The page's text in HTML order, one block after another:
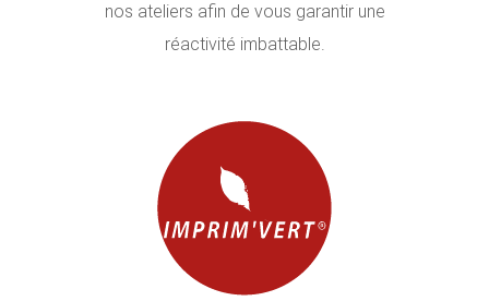
nos ateliers afin de vous garantir une
réactivité imbattable.